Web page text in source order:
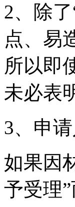
2、除
点、易
所以即
未必表
3、申
如果因
予受理